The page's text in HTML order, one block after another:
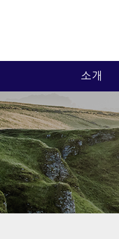
소개